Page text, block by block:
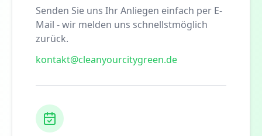
Senden Sie uns Ihr Anliegen einfach per E-
Mail - wir melden uns schnellstmöglich
zurück.
kontakt@cleanyourcitygreen.de